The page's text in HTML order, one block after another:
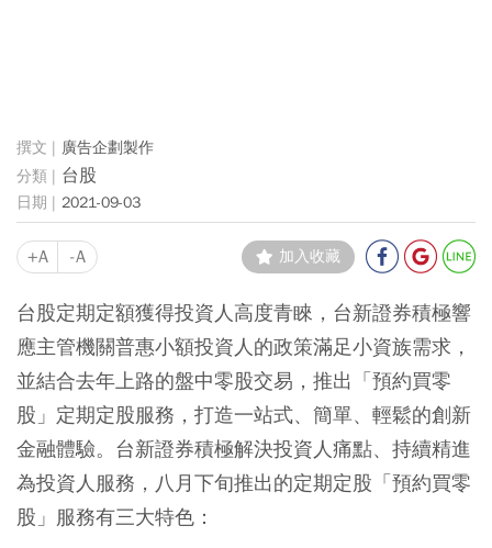
廣告企劃製作
台股
2021-09-03
+A -A 加入收藏
台股定期定額獲得投資人高度青睞，台新證券積極響
應主管機關普惠小額投資人的政策滿足小資族需求，
並結合去年上路的盤中零股交易，推出「預約買零
股」定期定股服務，打造一站式、簡單、輕鬆的創新
金融體驗。台新證券積極解決投資人痛點、持續精進
為投資人服務，八月下旬推出的定期定股「預約買零
股」服務有三大特色：